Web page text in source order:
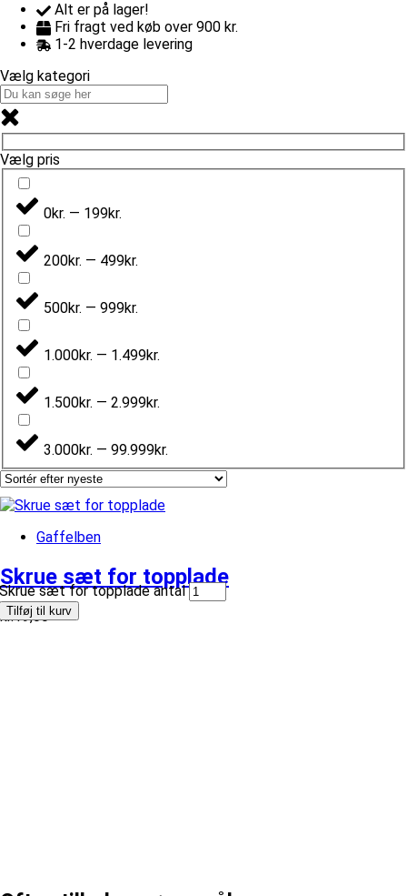
Alt er på lager!
Fri fragt ved køb over 900 kr.
1-2 hverdage levering
Vælg kategori
Vælg pris
0kr. — 199kr.
200kr. — 499kr.
500kr. — 999kr.
1.000kr. — 1.499kr.
1.500kr. — 2.999kr.
3.000kr. — 99.999kr.
Gaffelben
Skrue sæt for topplade
kr.19,00
Skrue sæt for topplade antal
Tilføj til kurv